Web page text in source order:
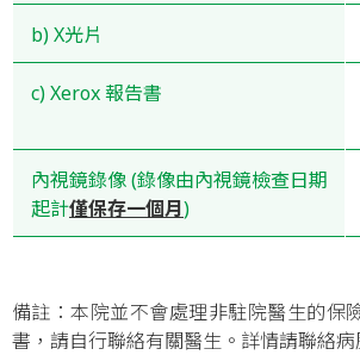
b) X光片
c) Xerox 報告書
內視鏡錄像 (錄像由內視鏡檢查日期
起計僅保存一個月)
備註：本院並不會處理非駐院醫生的保
書，請自行聯絡有關醫生。詳情請聯絡